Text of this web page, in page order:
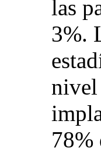
las
3%.
nivel
78%